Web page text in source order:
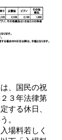
、国民の祝
３年法律第
する休日、
。
場料若しく